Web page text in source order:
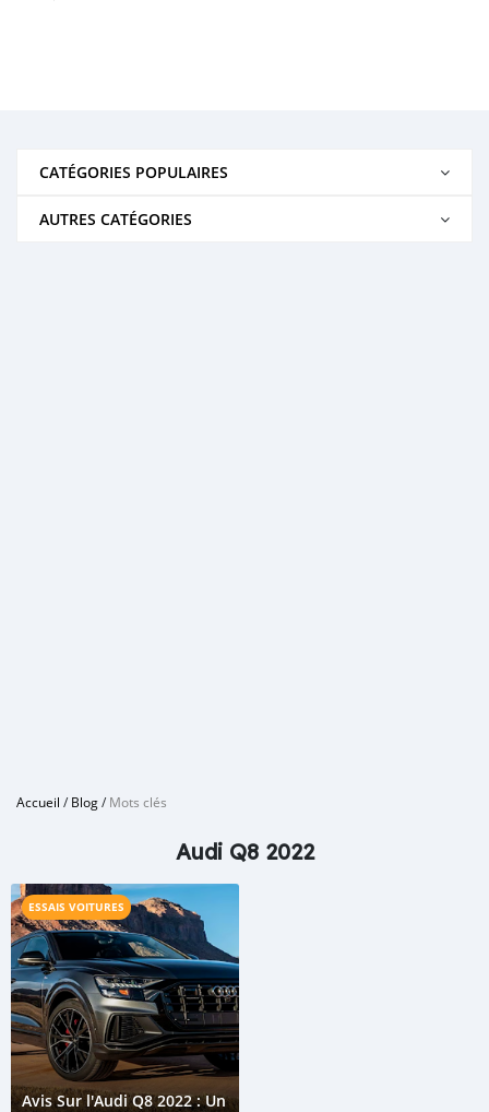
CATÉGORIES POPULAIRES
AUTRES CATÉGORIES
Accueil /Blog/Mots clés
Audi Q8 2022
ESSAIS VOITURES
Avis Sur l'Audi Q8 2022 : Un